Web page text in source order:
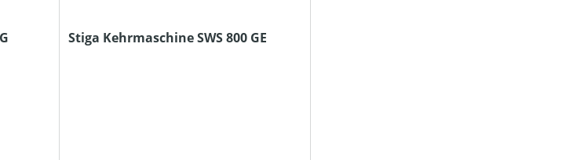
Stiga Kehrmaschine SWS 800 GE